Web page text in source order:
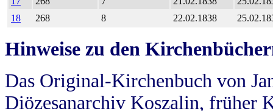
18
268 8 22.02.1838
Hinweise zu den
Das Original-Kirchenbuch von
Diözesanarchiv Koszalin, früher